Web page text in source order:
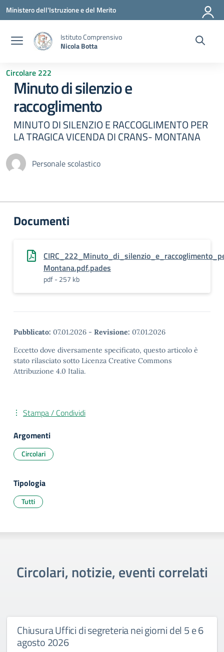
Vai ai contenuti
Vai al menu di navigazione
Vai al footer
Ministero dell'Istruzione e del Merito
Istituto Comprensivo
Nicola Botta
Circolare 222
Minuto di silenzio e
raccoglimento
MINUTO DI SILENZIO E RACCOGLIMENTO PER
LA TRAGICA VICENDA DI CRANS- MONTANA
Personale scolastico
Documenti
Montana.pdf.pades
pdf - 257 kb
Pubblicato: 07.01.2026 - Revisione: 07.01.2026
Eccetto dove diversamente specificato, questo articolo è
stato rilasciato sotto Licenza Creative Commons
Attribuzione 4.0 Italia.
Stampa / Condividi
Argomenti
Circolari
Tipologia
Tutti
Circolari, notizie, eventi correlati
Chiusura Uffici di segreteria nei giorni del 5 e 6
agosto 2026